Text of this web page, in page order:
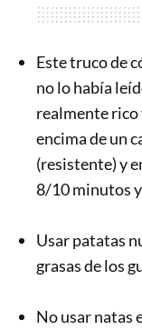
Este truco de
no lo había
realmente rico
encima de un
(resistente) y
8/10 minutos
Usar patatas
grasas de los
No usar natas